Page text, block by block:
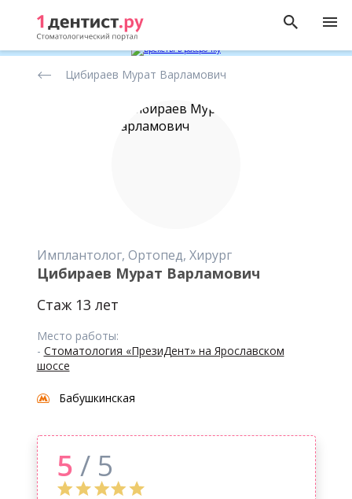
стоматологов
Цибираев Мурат Варламович
Имплантолог, Ортопед, Хирург
Цибираев Мурат Варламович
Стаж 13 лет
Место работы:
- Стоматология «ПрезиДент» на Ярославском
шоссе
Бабушкинская
5 / 5